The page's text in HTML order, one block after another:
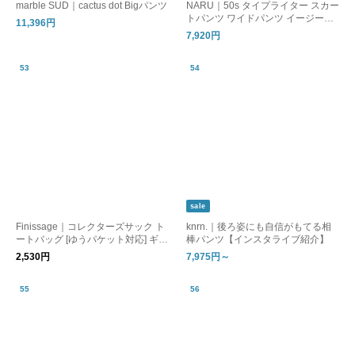
marble SUD｜cactus dot Bigパンツ
11,396円
NARU｜50s タイプライター スカー
トパンツ ワイドパンツ イージーパ
ンツ 661905 ナル
7,920円
Finissage｜コレクターズサック ト
ートバッグ [ゆうパケット対応] ギフ
ト
2,530円
sale
knrn.｜後ろ姿にも自信がもてる相
棒パンツ【インスタライブ紹介】
7,975円～